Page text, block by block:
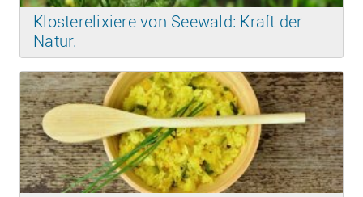
Klosterelixiere von Seewald: Kraft der
Natur.